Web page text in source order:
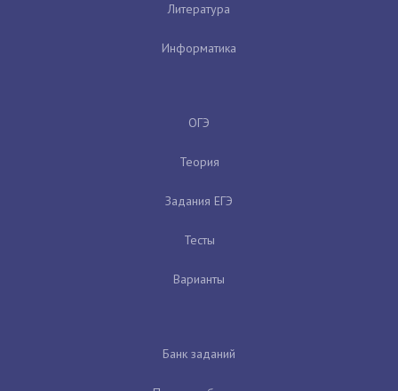
Литература
Информатика
ОГЭ
Теория
Задания ЕГЭ
Тесты
Варианты
Банк заданий